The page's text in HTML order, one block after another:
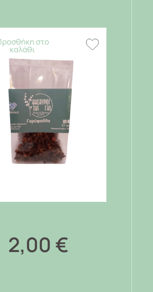
στο
καλάθι
2,00 €